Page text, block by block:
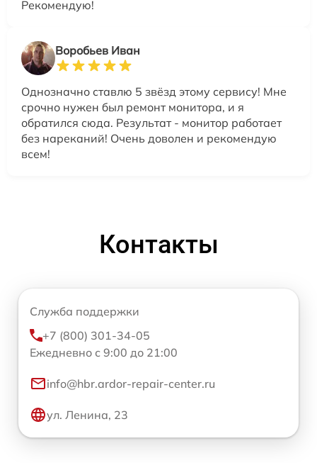
Рекомендую!
Воробьев Иван
Однозначно ставлю 5 звёзд этому сервису! Мне
срочно нужен был ремонт монитора, и я
обратился сюда. Результат - монитор работает
без нареканий! Очень доволен и рекомендую
всем!
Контакты
Служба поддержки
+7 (800) 301-34-05
Ежедневно с 9:00 до 21:00
info@hbr.ardor-repair-center.ru
ул. Ленина, 23